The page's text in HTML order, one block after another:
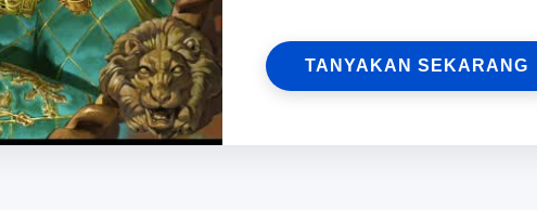
TANYAKAN SEKARANG